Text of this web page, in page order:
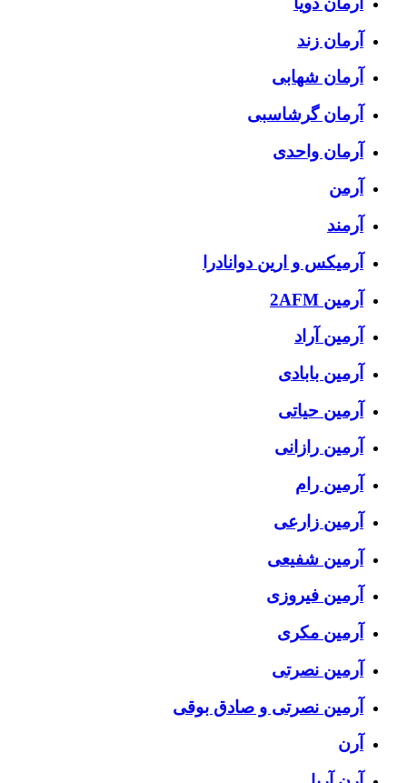
آرمان زند
آرمان شهابی
آرمان گرشاسبی
آرمان واحدی
آرمن
آرمند
آرمیکس و ارین دوانادرا
آرمین 2AFM
آرمین آراد
آرمین بابادی
آرمین حیاتی
آرمین رازانی
آرمین رام
آرمین زارعی
آرمین شفیعی
آرمین فیروزی
آرمین مکری
آرمین نصرتی
آرمین نصرتی و صادق بوقی
آرن